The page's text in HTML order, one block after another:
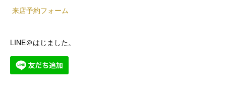
来店予約フォーム
LINE＠はじました。